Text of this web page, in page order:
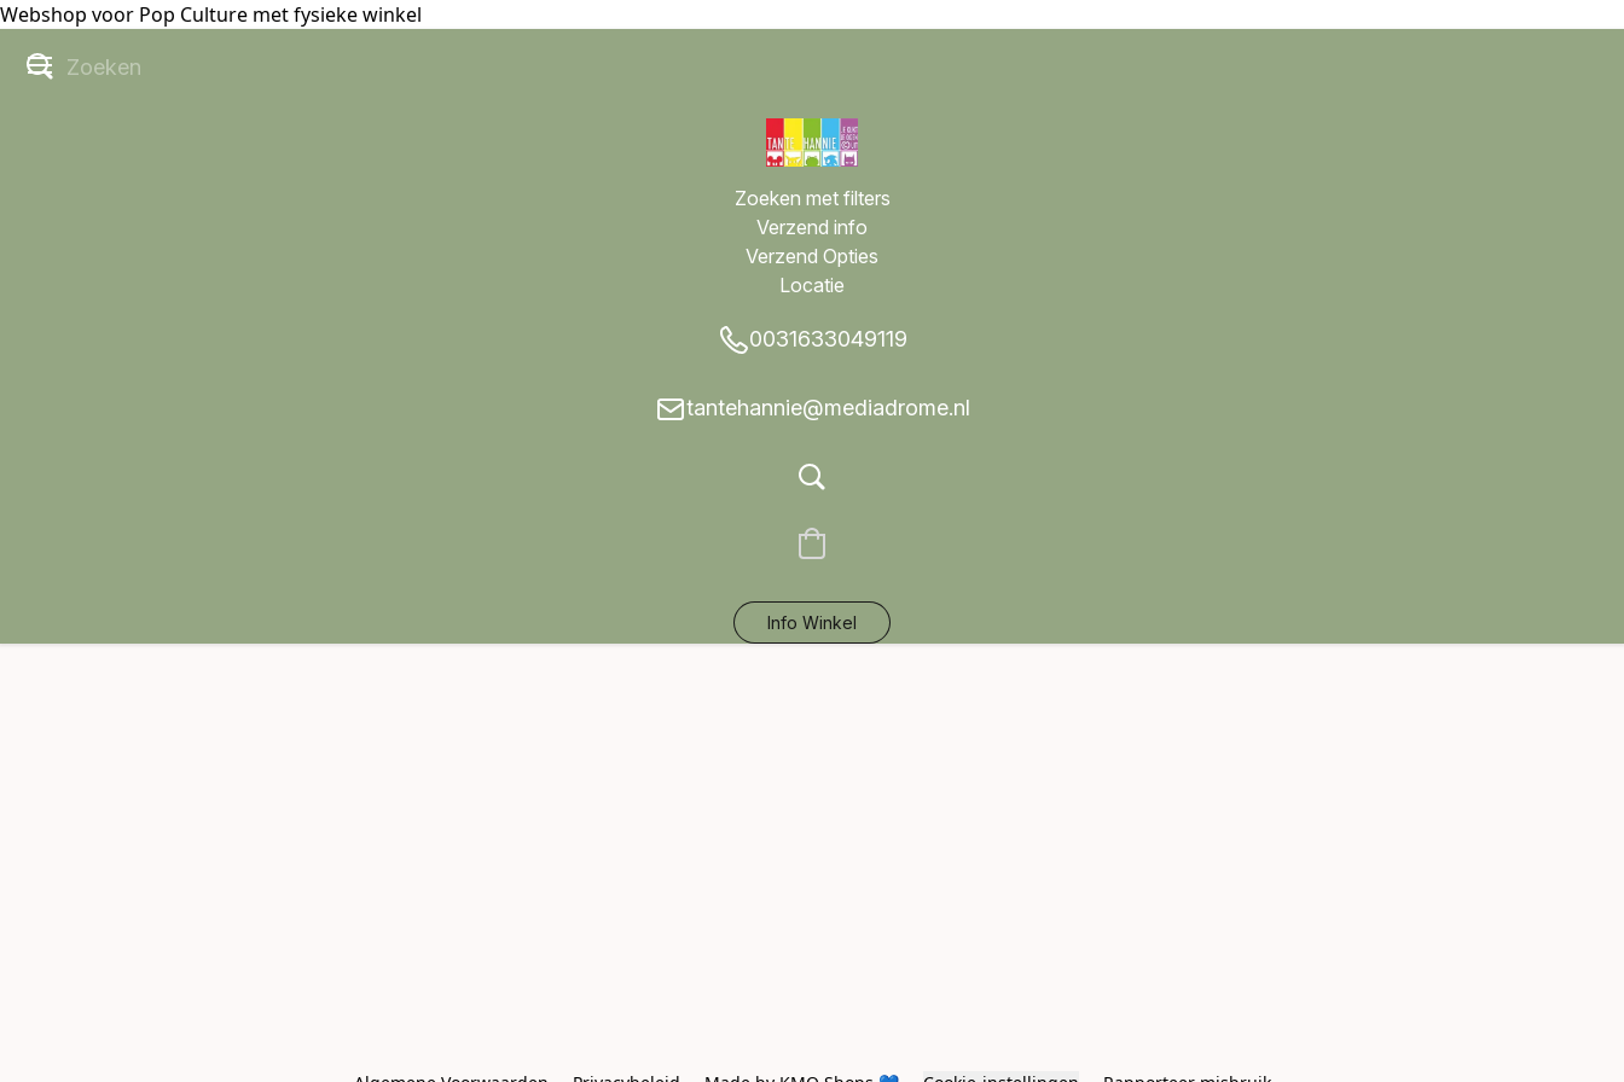
Webshop voor Pop Culture met fysieke winkel
Zoeken met filters
Verzend info
Verzend Opties
Locatie
0031633049119
tantehannie@mediadrome.nl
Info Winkel